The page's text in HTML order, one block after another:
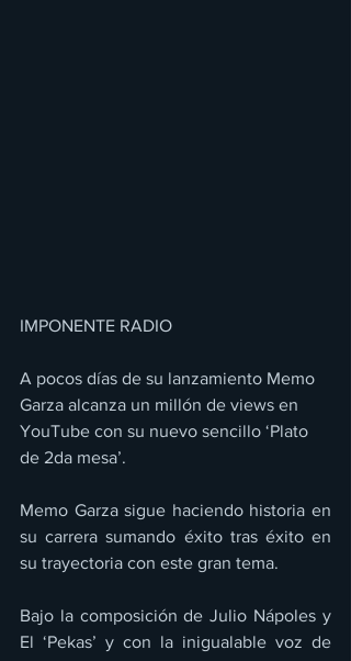
IMPONENTE RADIO
A pocos días de su lanzamiento Memo
Garza alcanza un millón de views en
YouTube con su nuevo sencillo ‘Plato
de 2da mesa’.
Memo Garza sigue haciendo historia en
su carrera sumando éxito tras éxito en
su trayectoria con este gran tema.
Bajo la composición de Julio Nápoles y
El ‘Pekas’ y con la inigualable voz de